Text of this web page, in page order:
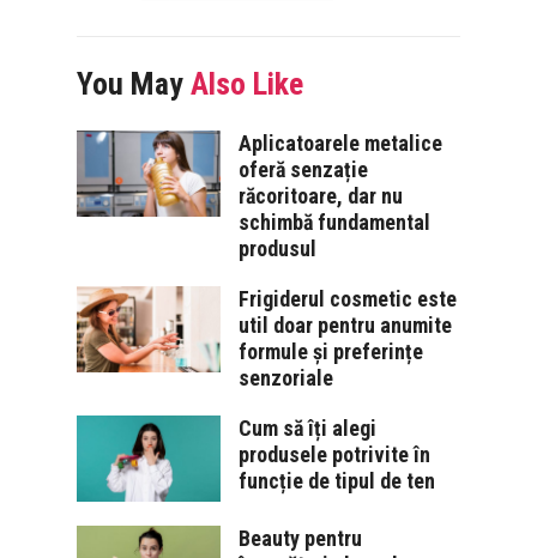
You May Also Like
Aplicatoarele metalice
oferă senzație
răcoritoare, dar nu
schimbă fundamental
produsul
Frigiderul cosmetic este
util doar pentru anumite
formule și preferințe
senzoriale
Cum să îți alegi
produsele potrivite în
funcție de tipul de ten
Beauty pentru